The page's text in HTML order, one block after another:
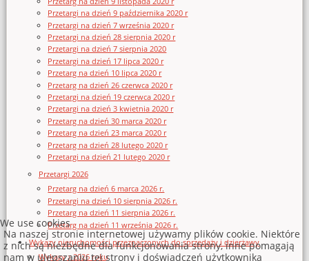
Przetargi na dzień 9 października 2020 r
Przetargi na dzień 7 września 2020 r
Przetargi na dzień 28 sierpnia 2020 r
Przetargi na dzień 7 sierpnia 2020
Przetargi na dzień 17 lipca 2020 r
Przetarg na dzień 10 lipca 2020 r
Przetarg na dzień 26 czerwca 2020 r
Przetargi na dzień 19 czerwca 2020 r
Przetargi na dzień 3 kwietnia 2020 r
Przetarg na dzień 30 marca 2020 r
Przetarg na dzień 23 marca 2020 r
Przetarg na dzień 28 lutego 2020 r
Przetargi na dzień 21 lutego 2020 r
Przetargi 2026
Przetarg na dzień 6 marca 2026 r.
Przetargi na dzień 10 sierpnia 2026 r.
Przetarg na dzień 11 sierpnia 2026 r.
Przetarg na dzień 11 września 2026 r.
Wykazy nieruchomości przeznaczonych do sprzedaży i dzierżawy
Wykazy z 2026 roku
We use cookies
Na naszej stronie internetowej używamy plików cookie. Niektóre
z nich są niezbędne dla funkcjonowania strony, inne pomagają
nam w ulepszaniu tej strony i doświadczeń użytkownika